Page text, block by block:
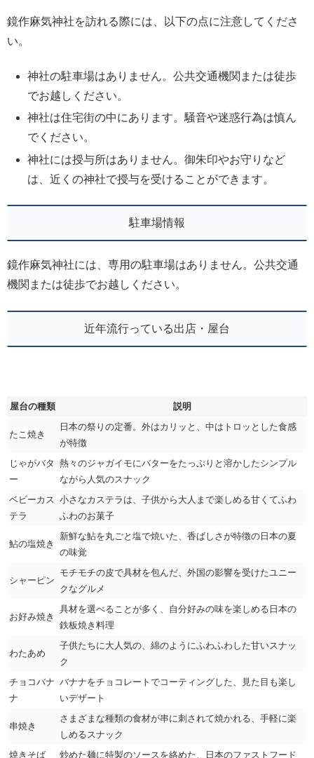
鏡作麻気神社を訪れる際には、以下の点に注意してくださ
い。
神社の駐車場はありません。公共交通機関または徒歩
でお越しください。
神社は住宅街の中にあります。騒音や迷惑行為は慎ん
でください。
神社には授与所はありません。御朱印やお守りなど
は、近くの神社で授与を受けることができます。
駐車場情報
鏡作麻気神社には、専用の駐車場はありません。公共交通
機関または徒歩でお越しください。
近年流行っている出店・屋台
屋台の種類 説明
たこ焼き
日本の祭りの定番。外はカリッと、中はトロッとした食感
が特徴
じゃがバタ
ー
熱々のジャガイモにバターをたっぷりと溶かしたシンプル
ながら人気のスナック
ベビーカス
テラ
小さなカステラは、子供から大人まで楽しめる甘くてふわ
ふわのお菓子
鮎の塩焼き
新鮮な鮎を丸ごと塩で焼いた、香ばしさが特徴の日本の夏
の味覚
シャーピン
モチモチの皮で具材を包んだ、外国の影響を受けたユニー
クなグルメ
お好み焼き
具材を選べることが多く、自分好みの味を楽しめる日本の
鉄板焼き料理
わたあめ
子供たちに大人気の、綿のようにふわふわした甘いスナッ
ク
チョコバナ
ナ
バナナをチョコレートでコーティングした、見た目も楽し
いデザート
串焼き
さまざまな種類の食材が串に刺されて焼かれる、手軽に楽
しめるスナック
焼きそば
炒めた麺に特製のソースを絡めた、日本のファストフード